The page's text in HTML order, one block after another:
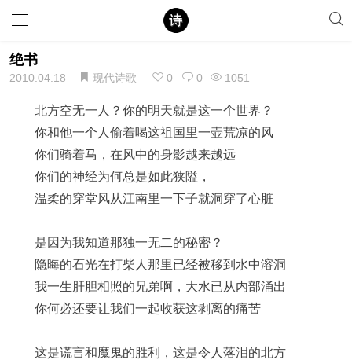
绝书
2010.04.18 现代诗歌 0 0 1051
北方空无一人？你的明天就是这一个世界？
你和他一个人偷着喝这祖国里一壶荒凉的风
你们骑着马，在风中的身影越来越远
你们的神经为何总是如此狭隘，
温柔的穿堂风从江南里一下子就洞穿了心脏
是因为我知道那独一无二的秘密？
隐晦的石光在打柴人那里已经被移到水中溶洞
我一生肝胆相照的兄弟啊，大水已从内部涌出
你何必还要让我们一起收获这剥离的痛苦
这是谎言和魔鬼的胜利，这是令人落泪的北方